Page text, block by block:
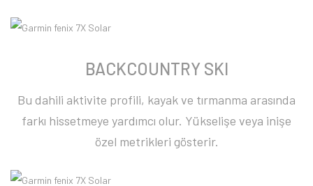
BACKCOUNTRY SKI
Bu dahili aktivite profili, kayak ve tırmanma arasında
farkı hissetmeye yardımcı olur. Yükselişe veya inişe
özel metrikleri gösterir.